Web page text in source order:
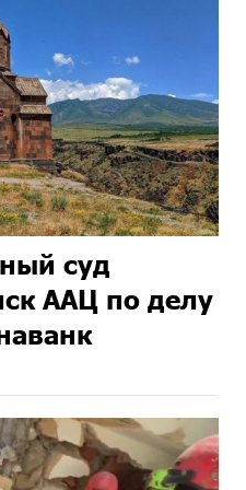
суд
ААЦ по делу